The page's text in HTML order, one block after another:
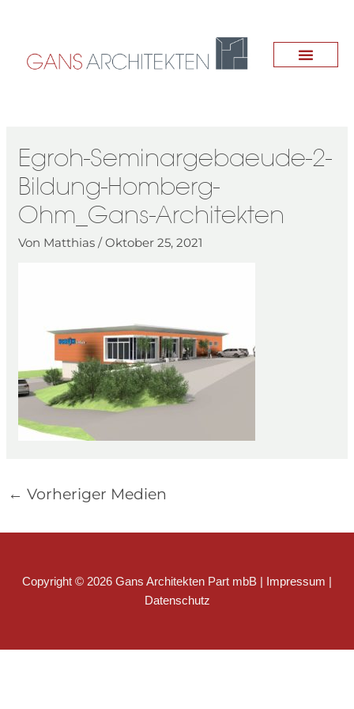
Egroh-Seminargebaeude-2-
Bildung-Homberg-
Ohm_Gans-Architekten
Von Matthias/Oktober 25, 2021
← Vorheriger Medien
Copyright © 2026 Gans Architekten Part mbB | Impressum |
Datenschutz